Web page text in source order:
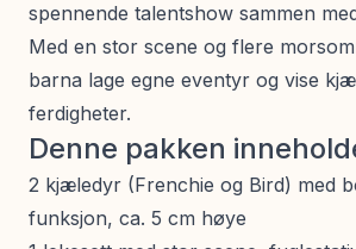
spennende talentshow sammen
Med en stor scene og flere
barna lage egne eventyr og vise
ferdigheter.
Denne pakken
2 kjæledyr (Frenchie og Bird) med
funksjon, ca. 5 cm høye